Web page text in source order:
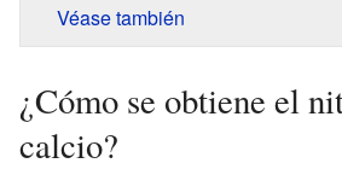
Véase también
¿Cómo se obtiene el
calcio?